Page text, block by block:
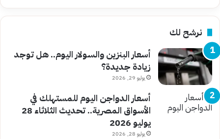
نرشح لك
أسعار البنزين والسولار اليوم.. هل توجد
زيادة جديدة؟
يوليو 29, 2026
أسعار الدواجن اليوم للمستهلك في
الأسواق المصرية.. تحديث الثلاثاء 28
يوليو 2026
يوليو 28, 2026